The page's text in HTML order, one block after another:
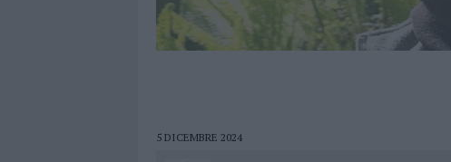
5 DICEMBRE 2024